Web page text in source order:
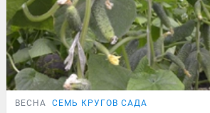
ВЕСНА СЕМЬ КРУГОВ САДА